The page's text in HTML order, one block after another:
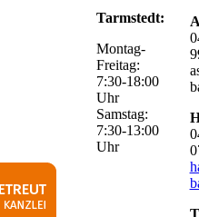
Tarmstedt:
Montag-
Freitag:
7:30-18:00
Uhr
Samstag:
7:30-13:00
Uhr